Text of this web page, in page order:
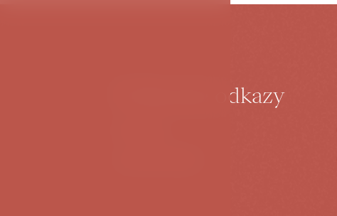
Užitečné odkazy